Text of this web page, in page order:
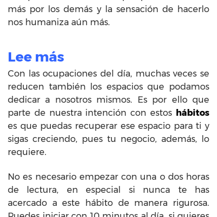
más por los demás y la sensación de hacerlo
nos humaniza aún más.
Lee más
Con las ocupaciones del día, muchas veces se
reducen también los espacios que podamos
dedicar a nosotros mismos. Es por ello que
parte de nuestra intención con estos hábitos
es que puedas recuperar ese espacio para ti y
sigas creciendo, pues tu negocio, además, lo
requiere.
No es necesario empezar con una o dos horas
de lectura, en especial si nunca te has
acercado a este hábito de manera rigurosa.